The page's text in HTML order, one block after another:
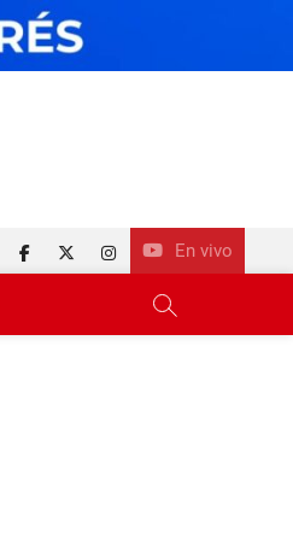
En vivo
facebook
twitterinstagram